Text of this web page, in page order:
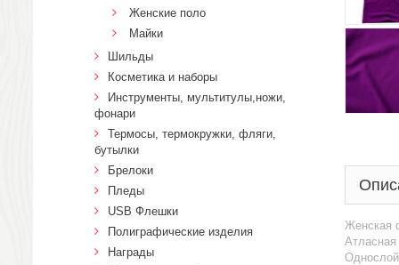
Женская
Женские поло
Майки
Шильды
Косметика и наборы
Инструменты, мультитулы,ножи,
фонари
Термосы, термокружки, фляги,
бутылки
Брелоки
Пледы
USB Флешки
Полиграфические изделия
Награды